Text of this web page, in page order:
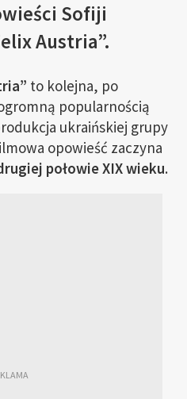
Sofiji
Austria”.
to kolejna, po
popularnością
ukraińskiej grupy
opowieść zaczyna
połowie XIX wieku.